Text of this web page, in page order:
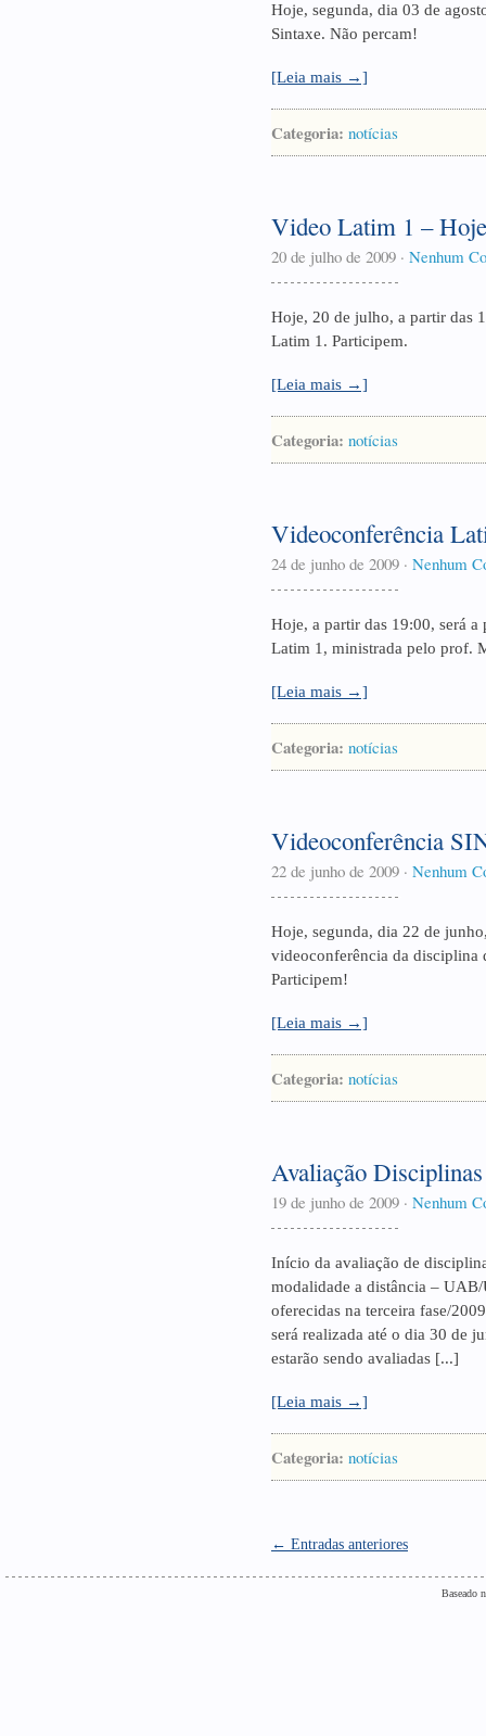
Hoje, segunda, dia 03 de
Sintaxe. Não percam!
[Leia mais →]
Categoria: notícias
Video Latim 1 – Hoje
20 de julho de 2009 · Nenhum
Hoje, 20 de julho, a partir das
Latim 1. Participem.
[Leia mais →]
Categoria: notícias
Videoconferência
24 de junho de 2009 · Nenhum
Hoje, a partir das 19:00, será
Latim 1, ministrada pelo prof.
[Leia mais →]
Categoria: notícias
Videoconferência
22 de junho de 2009 · Nenhum
Hoje, segunda, dia 22 de
videoconferência da disciplina
Participem!
[Leia mais →]
Categoria: notícias
Avaliação Disciplinas
19 de junho de 2009 · Nenhum
Início da avaliação de
modalidade a distância –
oferecidas na terceira fase/
será realizada até o dia 30 de
estarão sendo avaliadas [...]
[Leia mais →]
Categoria: notícias
← Entradas anteriores
Baseado